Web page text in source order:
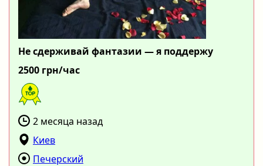
Не сдерживай фантазии — я поддержу
2500 грн/час
2 месяца назад
Киев
Печерский